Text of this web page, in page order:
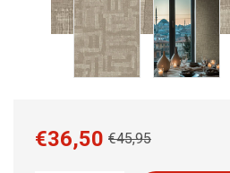
€45,95
€36,50